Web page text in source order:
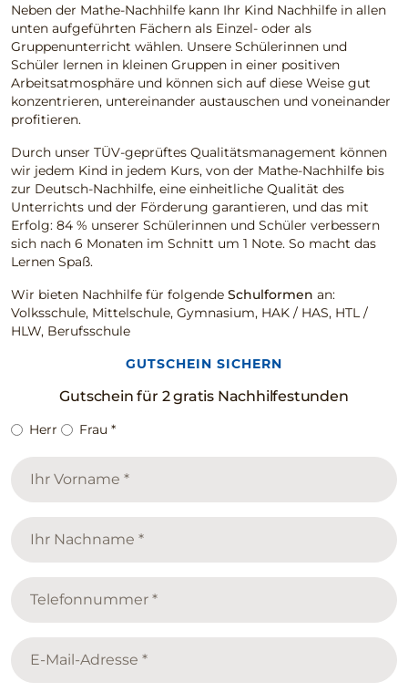
Neben der Mathe-Nachhilfe kann Ihr Kind Nachhilfe in allen
unten aufgeführten Fächern als Einzel- oder als
Gruppenunterricht wählen. Unsere Schülerinnen und
Schüler lernen in kleinen Gruppen in einer positiven
Arbeitsatmosphäre und können sich auf diese Weise gut
konzentrieren, untereinander austauschen und voneinander
profitieren.
Durch unser TÜV-geprüftes Qualitätsmanagement können
wir jedem Kind in jedem Kurs, von der Mathe-Nachhilfe bis
zur Deutsch-Nachhilfe, eine einheitliche Qualität des
Unterrichts und der Förderung garantieren, und das mit
Erfolg: 84 % unserer Schülerinnen und Schüler verbessern
sich nach 6 Monaten im Schnitt um 1 Note. So macht das
Lernen Spaß.
Wir bieten Nachhilfe für folgende Schulformen an:
Volksschule, Mittelschule, Gymnasium, HAK / HAS, HTL /
HLW, Berufsschule
GUTSCHEIN SICHERN
Gutschein für 2 gratis Nachhilfestunden
Herr Frau *